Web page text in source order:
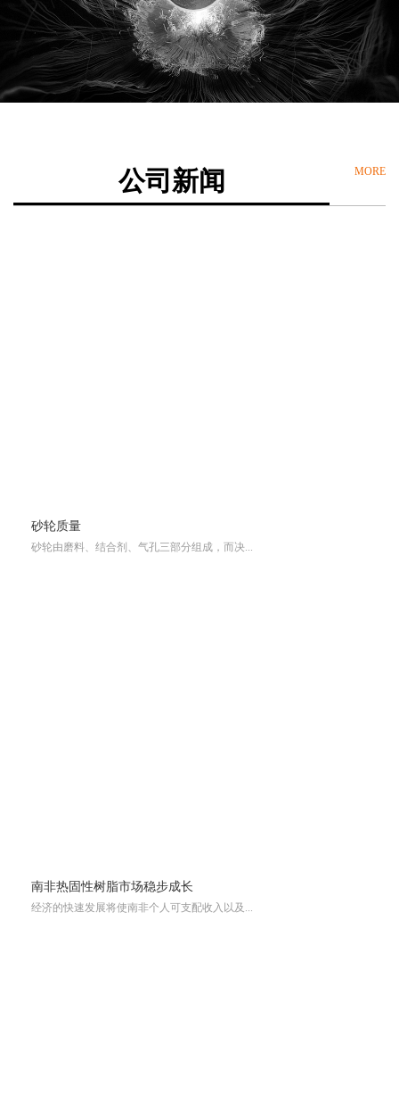
公司新闻 MORE
砂轮质量
砂轮由磨料、结合剂、气孔三部分组成，而决...
南非热固性树脂市场稳步成长
经济的快速发展将使南非个人可支配收入以及...